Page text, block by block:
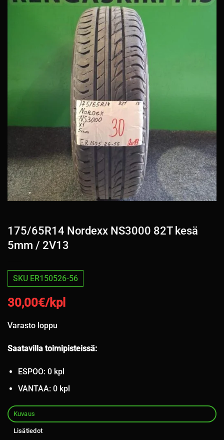
175/65R14 Nordexx NS3000 82T kesä
5mm / 2V13
SKU ER150526-56
30,00€/kpl
Varasto loppu
Saatavilla toimipisteissä:
ESPOO: 0 kpl
VANTAA: 0 kpl
Kuvaus
Lisätiedot